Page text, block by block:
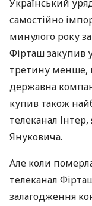
Український
самостійно
минулого року
Фірташ закупив
третину менше,
державна
купив також
телеканал
Януковича.
Але коли
телеканал
залагодження